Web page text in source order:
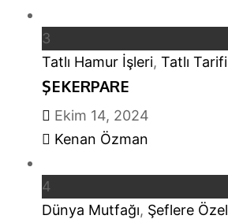
3
Tatlı Hamur İşleri, Tatlı Tarifi
ŞEKERPARE
Ekim 14, 2024
Kenan Özman
4
Dünya Mutfağı, Şeflere Özel